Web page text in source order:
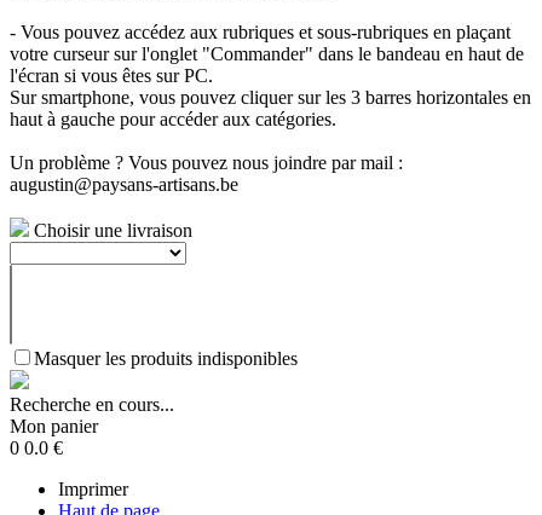
- Vous pouvez accédez aux rubriques et sous-rubriques en plaçant
votre curseur sur l'onglet "Commander" dans le bandeau en haut de
l'écran si vous êtes sur PC.
Sur smartphone, vous pouvez cliquer sur les 3 barres horizontales en
haut à gauche pour accéder aux catégories.
Un problème ? Vous pouvez nous joindre par mail :
augustin@paysans-artisans.be
Choisir une livraison
Masquer les produits indisponibles
Recherche en cours...
Mon panier
0 0.0 €
Imprimer
Haut de page